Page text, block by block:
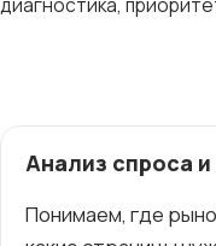
Анализ спроса
Понимаем, где